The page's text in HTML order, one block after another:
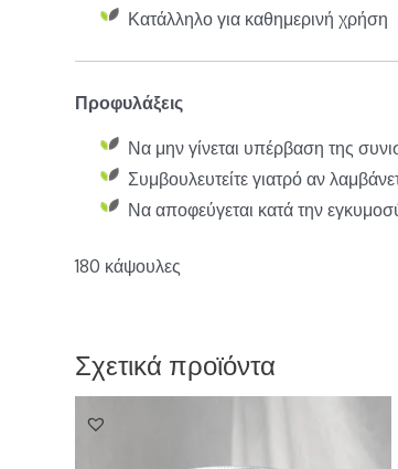
Κατάλληλο για καθημερινή χρήση
Προφυλάξεις
Να μην γίνεται υπέρβαση της
Συμβουλευτείτε γιατρό αν
Να αποφεύγεται κατά την
180 κάψουλες
Σχετικά προϊόντα